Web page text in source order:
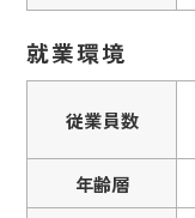
就業環境
従業員数
年齢層